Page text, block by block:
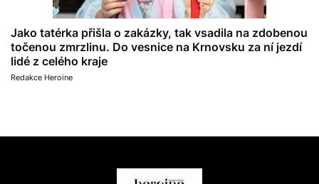
Jako tatérka přišla o zakázky, tak vsadila na zdobenou
točenou zmrzlinu. Do vesnice na Krnovsku za ní jezdí
lidé z celého kraje
Redakce Heroine